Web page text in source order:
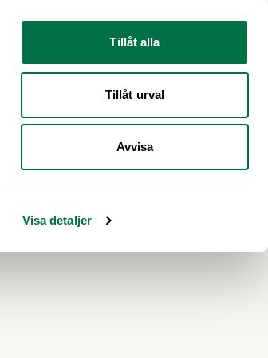
Visa detaljer
Tillåt alla
Tillåt urval
Avvisa